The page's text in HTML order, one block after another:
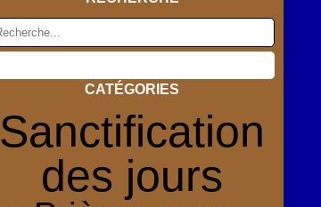
CATÉGORIES
Sanctification
des jours